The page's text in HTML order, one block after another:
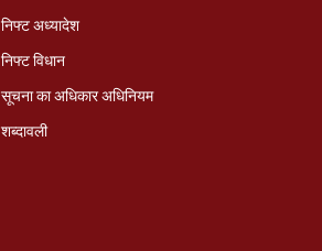
निफ्ट अध्‍यादेश
निफ्ट विधान
सूचना का अधिकार अधिनियम
शब्दावली